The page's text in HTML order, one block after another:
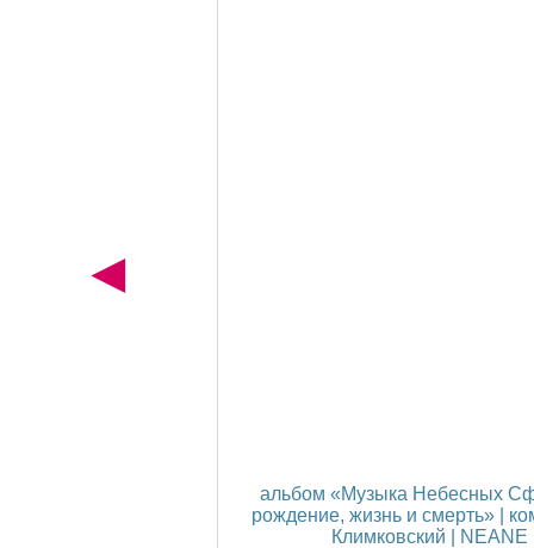
◄
альбом «Музыка Небесных
рождение, жизнь и смерть» |
Климковский | NEANE